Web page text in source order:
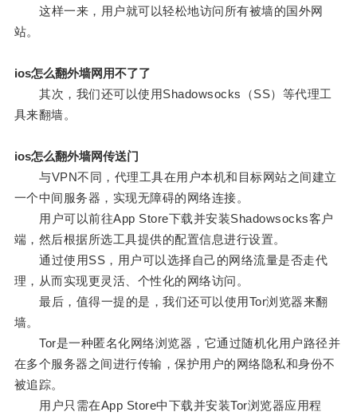
这样一来，用户就可以轻松地访问所有被墙的国外网
站。
ios怎么翻外墙网用不了了
其次，我们还可以使用Shadowsocks（SS）等代理工
具来翻墙。
ios怎么翻外墙网传送门
与VPN不同，代理工具在用户本机和目标网站之间建立
一个中间服务器，实现无障碍的网络连接。
用户可以前往App Store下载并安装Shadowsocks客户
端，然后根据所选工具提供的配置信息进行设置。
通过使用SS，用户可以选择自己的网络流量是否走代
理，从而实现更灵活、个性化的网络访问。
最后，值得一提的是，我们还可以使用Tor浏览器来翻
墙。
Tor是一种匿名化网络浏览器，它通过随机化用户路径并
在多个服务器之间进行传输，保护用户的网络隐私和身份不
被追踪。
用户只需在App Store中下载并安装Tor浏览器应用程